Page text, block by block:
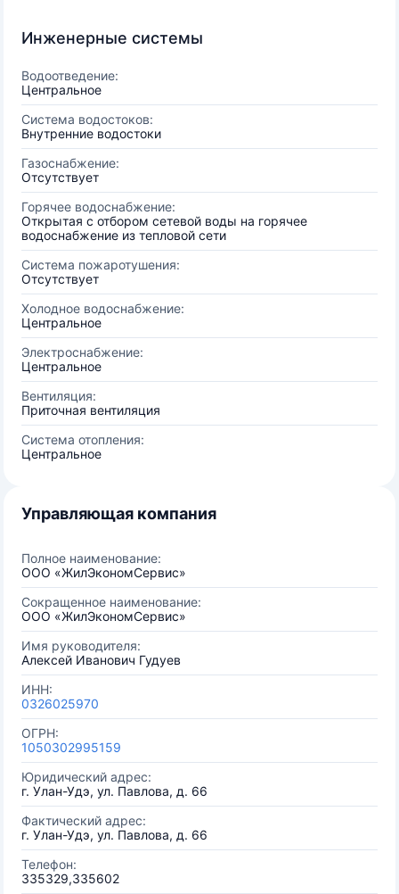
Инженерные системы
Водоотведение:
Центральное
Система водостоков:
Внутренние водостоки
Газоснабжение:
Отсутствует
Горячее водоснабжение:
Открытая с отбором сетевой воды на горячее
водоснабжение из тепловой сети
Система пожаротушения:
Отсутствует
Холодное водоснабжение:
Центральное
Электроснабжение:
Центральное
Вентиляция:
Приточная вентиляция
Система отопления:
Центральное
Управляющая компания
Полное наименование:
ООО «ЖилЭкономСервис»
Сокращенное наименование:
ООО «ЖилЭкономСервис»
Имя руководителя:
Алексей Иванович Гудуев
ИНН:
0326025970
ОГРН:
1050302995159
Юридический адрес:
г. Улан-Удэ, ул. Павлова, д. 66
Фактический адрес:
г. Улан-Удэ, ул. Павлова, д. 66
Телефон:
335329,335602